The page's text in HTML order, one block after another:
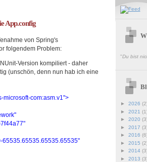
App.config
von Spring's
folgendem Problem:
Version kompiliert - daher
(unschön, denn nun hab ich eine
microsoft-com:asm.v1">
65535.65535.65535.65535"
"Du bist
► 2026
► 2021
► 2020
► 2017
► 2016
► 2015
► 2014
► 2013